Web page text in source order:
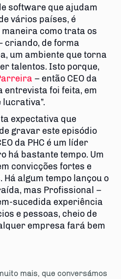
software que ajudam
vários países, é
como trata os
criando, de forma
um ambiente que torna
talentos. Isto porque,
– então CEO da
entrevista foi feita, em
lucrativa”.
expectativa que
gravar este episódio
da PHC é um líder
há bastante tempo. Um
convicções fortes e
algum tempo lançou o
mas Profissional –
sucedida experiência
e pessoas, cheio de
empresa fará bem
mais, que conversámos